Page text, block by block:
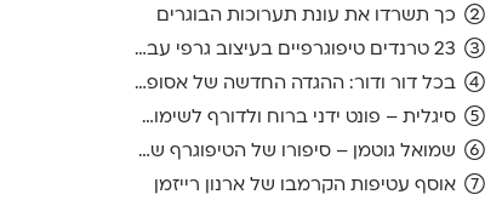
כך תשרדו את עונת תערוכות הבוגרים
23 טרנדים טיפוגרפיים בעיצוב גרפי עברי, ועוד אחד לשנה הבאה
בכל דור ודור: ההגדה החדשה של אסופה, מהדורת 2026
סיגלית – פונט ידני ברוח ולדורף לשימוש חופשי
שמואל גוטמן – סיפורו של הטיפוגרף שמאחורי גופני מיקרוסופט, כפי שנחשף בארכיון של נינתו
אוסף עטיפות הקרמבו של ארנון רייזמן